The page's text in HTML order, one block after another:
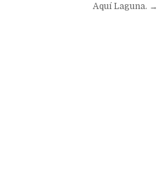
Aquí Laguna. →